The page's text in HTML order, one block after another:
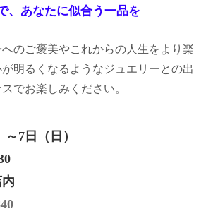
、あなたに似合う一品を
のご褒美やこれからの人生をより楽
明るくなるようなジュエリーとの出
でお楽しみください。
7日（日）